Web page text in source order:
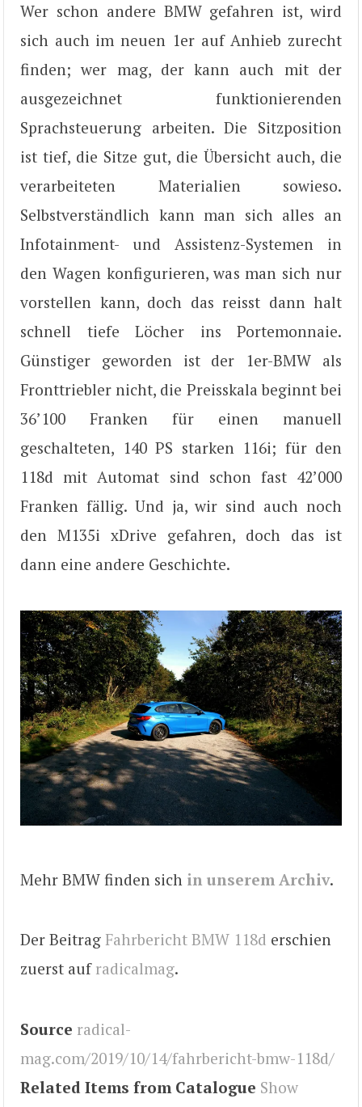
Wer schon andere BMW gefahren ist, wird
sich auch im neuen 1er auf Anhieb zurecht
finden; wer mag, der kann auch mit der
ausgezeichnet funktionierenden
Sprachsteuerung arbeiten. Die Sitzposition
ist tief, die Sitze gut, die Übersicht auch, die
verarbeiteten Materialien sowieso.
Selbstverständlich kann man sich alles an
Infotainment- und Assistenz-Systemen in
den Wagen konfigurieren, was man sich nur
vorstellen kann, doch das reisst dann halt
schnell tiefe Löcher ins Portemonnaie.
Günstiger geworden ist der 1er-BMW als
Fronttriebler nicht, die Preisskala beginnt bei
36’100 Franken für einen manuell
geschalteten, 140 PS starken 116i; für den
118d mit Automat sind schon fast 42’000
Franken fällig. Und ja, wir sind auch noch
den M135i xDrive gefahren, doch das ist
dann eine andere Geschichte.
Mehr BMW finden sich in unserem Archiv.
Der Beitrag Fahrbericht BMW 118d erschien
zuerst auf radicalmag.
Source radical-
mag.com/2019/10/14/fahrbericht-bmw-118d/
Related Items from Catalogue Show